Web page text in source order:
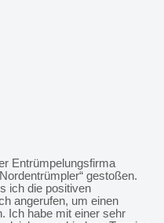
Entrümpelungsfirma
gestoßen.
ich die positiven
angerufen, um einen
Ich habe mit einer sehr